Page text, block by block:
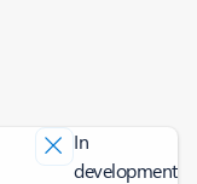
In
development